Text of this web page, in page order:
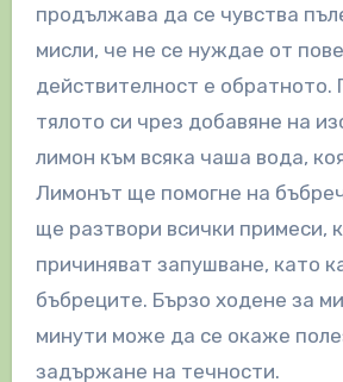
продължава да се чувства
мисли, че не се нуждае от
действителност е обратното.
тялото си чрез добавяне на
лимон към всяка чаша вода,
Лимонът ще помогне на
ще разтвори всички примеси,
причиняват запушване, като
бъбреците. Бързо ходене за
минути може да се окаже
задържане на течности.